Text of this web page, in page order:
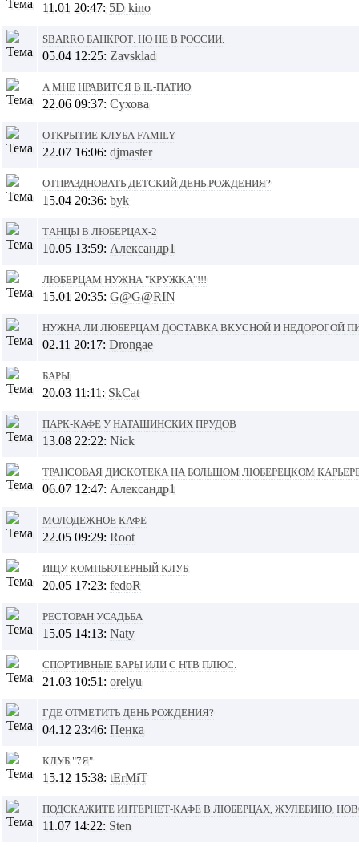
11.01 20:47: 5D kino
Sbarro банкрот. Но не в России.
05.04 12:25: Zavsklad
А мне нравится в IL-Патио
22.06 09:37: Сухова
Открытие клуба Family
22.07 16:06: djmaster
Отпраздновать детский день рождения?
15.04 20:36: byk
Танцы в Люберцах-2
10.05 13:59: Александр1
Люберцам нужна "Кружка"!!!
15.01 20:35: G@G@RIN
Нужна ли Люберцам доставка вкусной и недорогой
02.11 20:17: Drongae
Бары
20.03 11:11: SkCat
Парк-Кафе у Наташинских прудов
13.08 22:22: Nick
Трансовая дискотека на Большом люберецком
06.07 12:47: Александр1
Молодежное кафе
22.05 09:29: Root
Ищу компьютерный клуб
20.05 17:23: fedoR
Ресторан Усадьба
15.05 14:13: Naty
Спортивные бары или с НТВ плюс.
21.03 10:51: orelyu
Где отметить день рождения?
04.12 23:46: Пенка
Клуб "7я"
15.12 15:38: tErMiT
Подскажите интернет-кафе в Люберцах, Жулебино,
11.07 14:22: Sten